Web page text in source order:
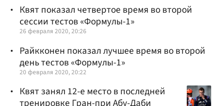
Квят показал четвертое время во второй
сессии тестов «Формулы-1»
26 февраля 2020, 20:26
Райкконен показал лучшее время во второй
день тестов «Формулы-1»
20 февраля 2020, 20:22
Квят занял 12-е место в последней
тренировке Гран-при Абу-Даби